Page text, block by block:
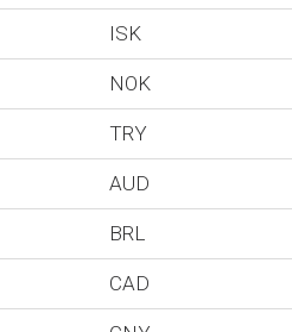
ISK
NOK
TRY
AUD
BRL
CAD